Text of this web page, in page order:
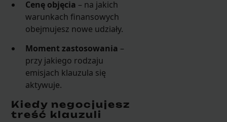
Cenę objęcia – na jakich
warunkach finansowych
obejmujesz nowe udziały.
Moment zastosowania –
przy jakiego rodzaju
emisjach klauzula się
aktywuje.
Kiedy negocjujesz
treść klauzuli